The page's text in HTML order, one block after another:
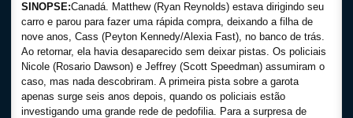
SINOPSE:Canadá. Matthew (Ryan Reynolds) estava dirigindo seu
carro e parou para fazer uma rápida compra, deixando a filha de
nove anos, Cass (Peyton Kennedy/Alexia Fast), no banco de trás.
Ao retornar, ela havia desaparecido sem deixar pistas. Os policiais
Nicole (Rosario Dawson) e Jeffrey (Scott Speedman) assumiram o
caso, mas nada descobriram. A primeira pista sobre a garota
apenas surge seis anos depois, quando os policiais estão
investigando uma grande rede de pedofilia. Para a surpresa de